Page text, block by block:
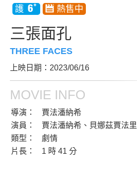
三張面孔
THREE FACES
上映日期：2023/06/16
MOVIE INFO
導演：
賈法潘納希
演員：
賈法潘納希、貝娜茲賈法里
類型：
劇情
片長：
1 時 41 分